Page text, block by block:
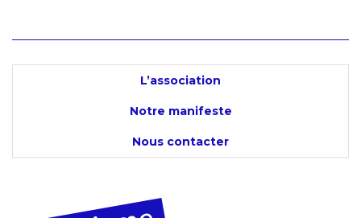
L’association
Notre manifeste
Nous contacter